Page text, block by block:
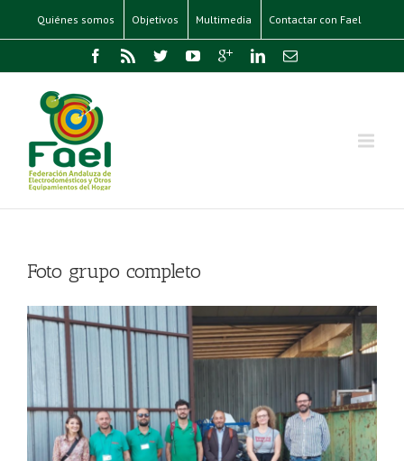
Quiénes somos Objetivos Multimedia Contactar con Fael
Foto grupo completo